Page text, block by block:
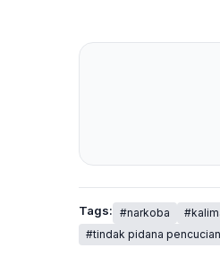
Tags: #narkoba
#tindak pidana